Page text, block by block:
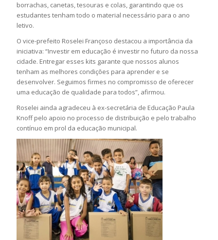
borrachas, canetas, tesouras e colas, garantindo que os
estudantes tenham todo o material necessário para o ano
letivo.
O vice-prefeito Roselei Françoso destacou a importância da
iniciativa: “Investir em educação é investir no futuro da nossa
cidade. Entregar esses kits garante que nossos alunos
tenham as melhores condições para aprender e se
desenvolver. Seguimos firmes no compromisso de oferecer
uma educação de qualidade para todos”, afirmou.
Roselei ainda agradeceu à ex-secretária de Educação Paula
Knoff pelo apoio no processo de distribuição e pelo trabalho
contínuo em prol da educação municipal.